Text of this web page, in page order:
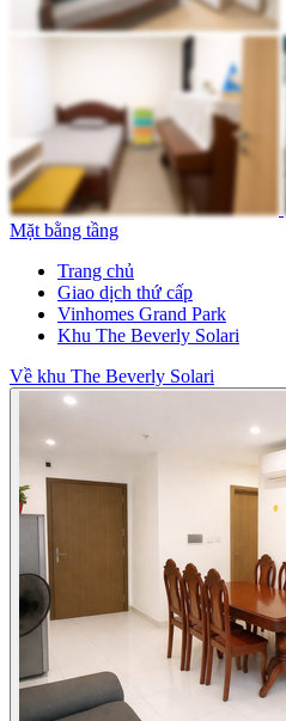
Mặt bằng tầng
Trang chủ
Giao dịch thứ cấp
Vinhomes Grand Park
Khu The Beverly Solari
Về khu The Beverly Solari